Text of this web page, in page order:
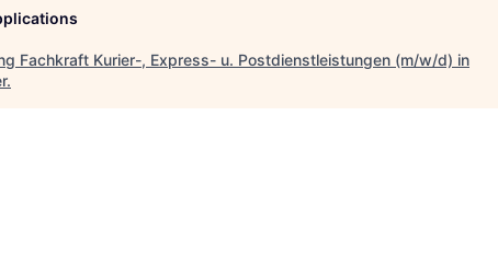
Fachkraft Kurier-, Express- u. Postdienstleistungen (m/w/d) in
.